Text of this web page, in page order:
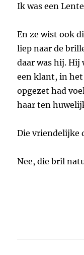
Ik was een
En ze wist ook
liep naar de
daar was hij. Hij
een klant, in het
opgezet had
haar ten
Die vriendelijke
Nee, die bril